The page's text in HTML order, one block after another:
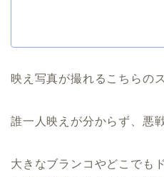
映え写真が撮れるこちらの
誰一人映えが分からず、悪
大きなブランコやどこでも